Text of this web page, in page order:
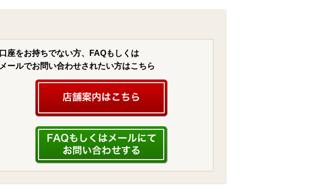
口座をお持ちでない方、FAQもしくは
メールでお問い合わせされたい方はこちら